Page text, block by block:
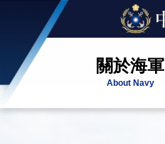
關於海軍
About Navy